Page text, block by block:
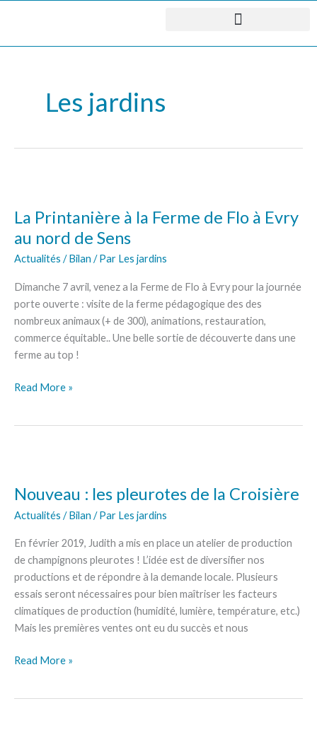
Les jardins
La Printanière à la Ferme de Flo à Evry
au nord de Sens
Actualités / Bilan / Par Les jardins
Dimanche 7 avril, venez a la Ferme de Flo à Evry pour la journée
porte ouverte : visite de la ferme pédagogique des des
nombreux animaux (+ de 300), animations, restauration,
commerce équitable.. Une belle sortie de découverte dans une
ferme au top !
la
Flo
à
Evry
au
nord
Sens
Read More »
Nouveau : les pleurotes de la Croisière
Actualités / Bilan / Par Les jardins
En février 2019, Judith a mis en place un atelier de production
de champignons pleurotes ! L’idée est de diversifier nos
productions et de répondre à la demande locale. Plusieurs
essais seront nécessaires pour bien maîtriser les facteurs
climatiques de production (humidité, lumière, température, etc.)
Mais les premières ventes ont eu du succès et nous
les
pleurotes
la
Croisière
Read More »